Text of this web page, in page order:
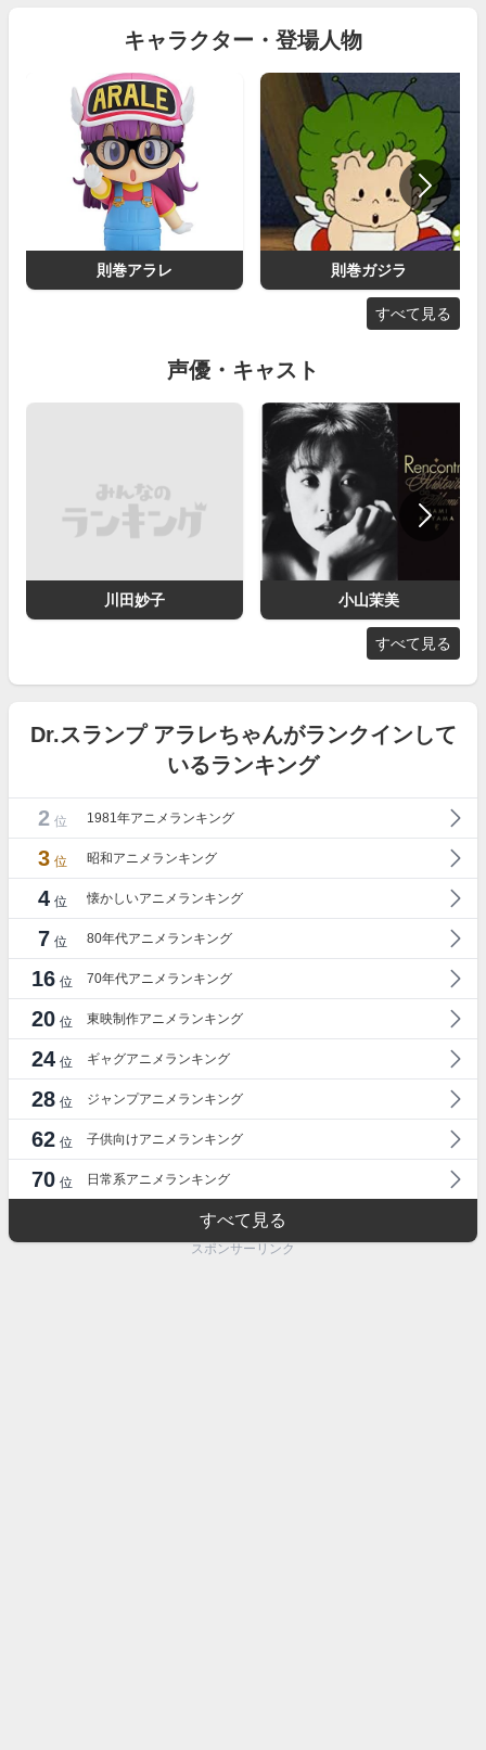
キャラクター・登場人物
則巻アラレ 則巻ガジラ
すべて見る
声優・キャスト
川田妙子 小山茉美
すべて見る
Dr.スランプ アラレちゃんがランクインして
いるランキング
2 位 1981年アニメランキング
3 位 昭和アニメランキング
4 位 懐かしいアニメランキング
7 位 80年代アニメランキング
16 位 70年代アニメランキング
20 位 東映制作アニメランキング
24 位 ギャグアニメランキング
28 位 ジャンプアニメランキング
62 位 子供向けアニメランキング
70 位 日常系アニメランキング
すべて見る
スポンサーリンク